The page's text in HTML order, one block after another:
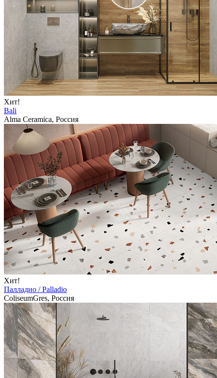
Хит!
Bali
Alma Ceramica, Россия
Хит!
Палладио / Palladio
ColiseumGres, Россия